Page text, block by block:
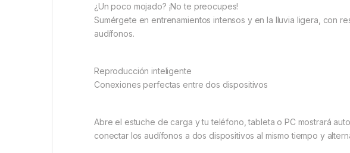
¿Un poco mojado? ¡No te preocupes!
Sumérgete en entrenamientos intensos y en la lluvia ligera, con
audífonos.
Reproducción inteligente
Conexiones perfectas entre dos dispositivos
Abre el estuche de carga y tu teléfono, tableta o PC mostrará
conectar los audífonos a dos dispositivos al mismo tiempo y